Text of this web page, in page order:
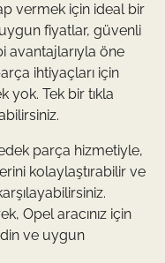
vermek için ideal bir
fiyatlar, güvenli
avantajlarıyla öne
ihtiyaçları için
yok. Tek bir tıkla
parça hizmetiyle,
kolaylaştırabilir ve
Opel aracınız için
ve uygun